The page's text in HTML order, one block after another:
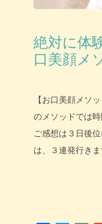
絶対に体
口美顔メ
【お口美顔メソ
のメソッドでは
ご感想は３日後
は、３連発行きま